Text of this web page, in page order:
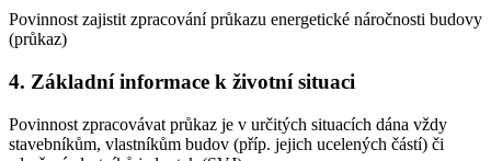
Povinnost zajistit zpracování průkazu energetické náročnosti budovy
(průkaz)
4. Základní informace k životní situaci
Povinnost zpracovávat průkaz je v určitých situacích dána vždy
stavebníkům, vlastníkům budov (příp. jejich ucelených částí) či